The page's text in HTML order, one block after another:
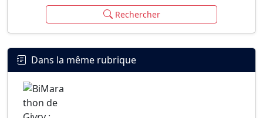
Rechercher
Dans la même rubrique